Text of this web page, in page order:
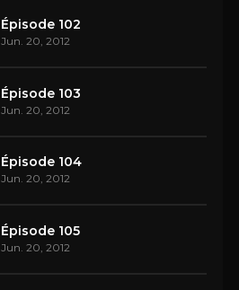
Épisode 102
Jun. 20, 2012
Épisode 103
Jun. 20, 2012
Épisode 104
Jun. 20, 2012
Épisode 105
Jun. 20, 2012